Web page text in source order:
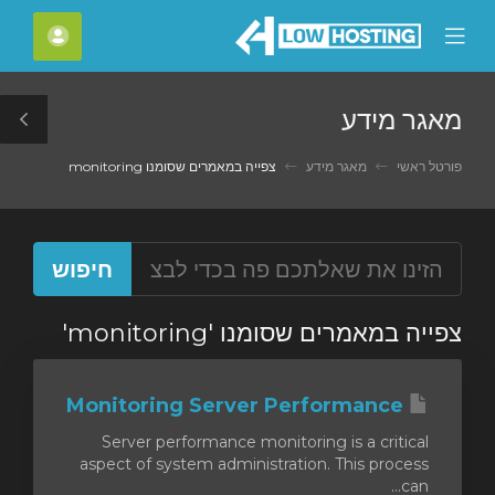
Mobile
Menu
מאגר מידע
פורטל ראשי מאגר מידע צפייה במאמרים שסומנו monitoring
צפייה במאמרים שסומנו 'monitoring'
Server performance monitoring is a critical
aspect of system administration. This process
can...